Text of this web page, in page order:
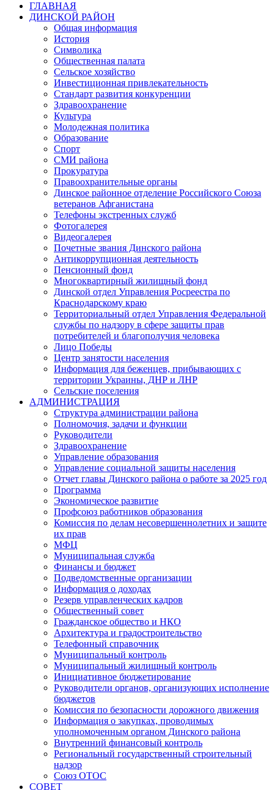
ГЛАВНАЯ
ДИНСКОЙ РАЙОН
Общая информация
История
Символика
Общественная палата
Сельское хозяйство
Инвестиционная привлекательность
Стандарт развития конкуренции
Здравоохранение
Культура
Молодежная политика
Образование
Спорт
СМИ района
Прокуратура
Правоохранительные органы
Динское районное отделение Российского Союза
ветеранов Афганистана
Телефоны экстренных служб
Фотогалерея
Видеогалерея
Почетные звания Динского района
Антикоррупционная деятельность
Пенсионный фонд
Многоквартирный жилищный фонд
Динской отдел Управления Росреестра по
Краснодарскому краю
Территориальный отдел Управления Федеральной
службы по надзору в сфере защиты прав
потребителей и благополучия человека
Лицо Победы
Центр занятости населения
Информация для беженцев, прибывающих с
территории Украины, ДНР и ЛНР
Сельские поселения
АДМИНИСТРАЦИЯ
Структура администрации района
Полномочия, задачи и функции
Руководители
Здравоохранение
Управление образования
Управление социальной защиты населения
Отчет главы Динского района о работе за 2025 год
Программа
Экономическое развитие
Профсоюз работников образования
Комиссия по делам несовершеннолетних и защите
их прав
МФЦ
Муниципальная служба
Финансы и бюджет
Подведомственные организации
Информация о доходах
Резерв управленческих кадров
Общественный совет
Гражданское общество и НКО
Архитектура и градостроительство
Телефонный справочник
Муниципальный контроль
Муниципальный жилищный контроль
Инициативное бюджетирование
Руководители органов, организующих исполнение
бюджетов
Комиссия по безопасности дорожного движения
Информация о закупках, проводимых
уполномоченным органом Динского района
Внутренний финансовый контроль
Региональный государственный строительный
надзор
Союз ОТОС
СОВЕТ